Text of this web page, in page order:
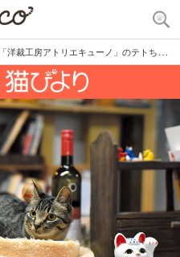
裁工房アトリエキューノ」のテトちゃん